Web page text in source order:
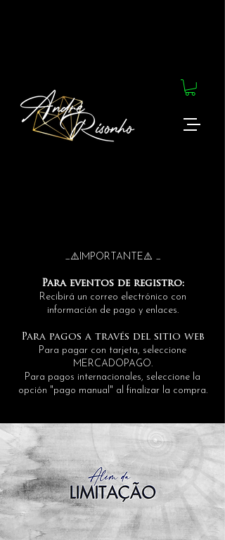
_⚠️IMPORTANTE⚠️ _
Para eventos de registro:
Recibirá un correo electrónico con
información de pago y enlaces.
Para pagos a través del sitio web
Para pagar con tarjeta, seleccione
MERCADOPAGO.
Para pagos internacionales, seleccione la
opción "pago manual" al finalizar la compra.